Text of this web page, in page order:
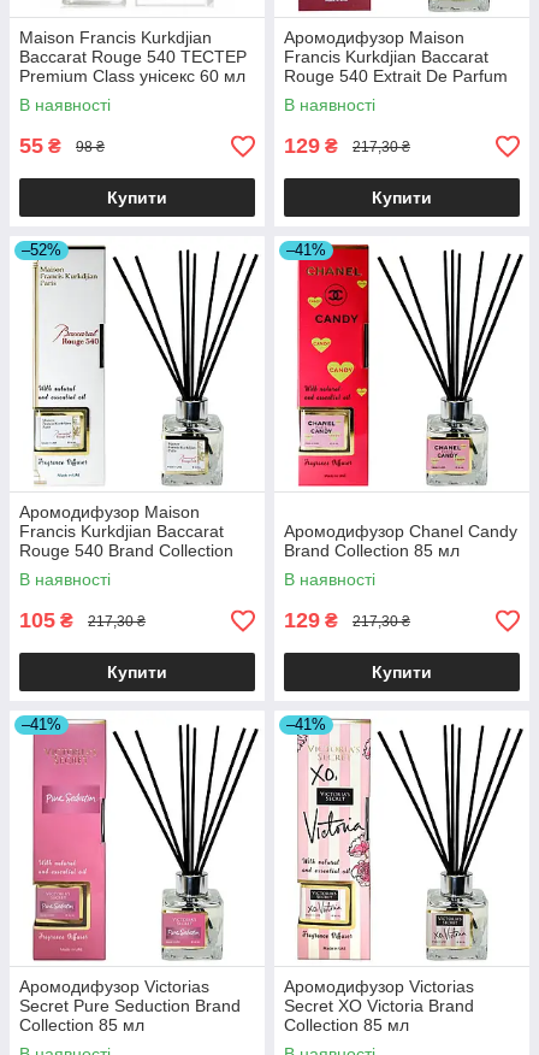
Maison Francis Kurkdjian
Baccarat Rouge 540 ТЕСТЕР
Premium Class унісекс 60 мл
В наявності
55 ₴ 98 ₴
Купити
Аромодифузор Maison
Francis Kurkdjian Baccarat
Rouge 540 Extrait De Parfum
Brand Collection 85 мл
В наявності
129 ₴ 217,30 ₴
Купити
–52%
Аромодифузор Maison
Francis Kurkdjian Baccarat
Rouge 540 Brand Collection
85 мл
В наявності
105 ₴ 217,30 ₴
Купити
–41%
Аромодифузор Chanel Candy
Brand Collection 85 мл
В наявності
129 ₴ 217,30 ₴
Купити
–41%
Аромодифузор Victorias
Secret Pure Seduction Brand
Collection 85 мл
–41%
Аромодифузор Victorias
Secret XO Victoria Brand
Collection 85 мл